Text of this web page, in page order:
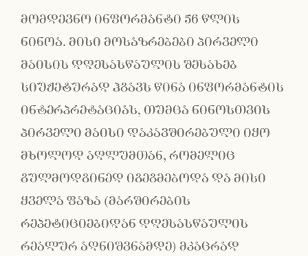
მომდევნო ინფორმანტი 56 წლის
ნინოა. მისი მოსაზრებები პირველი
მაისის დღესასწაულის შესახებ
სიუჟეტურად ჰგავს წინა ინფორმანტის
ინტერპრეტაციას, თუმცა ნინოსთვის
პირველი მაისი დაკავშირებული იყო
მხოლოდ აღლუმთან, რომელიც
გულმოდგინედ იგეგმებოდა და მისი
ყველა ფაზა (მარშირების
რეპეტიციებიდან დღესასწაულის
რეალურ აღნიშვნამდე) მკაცრად